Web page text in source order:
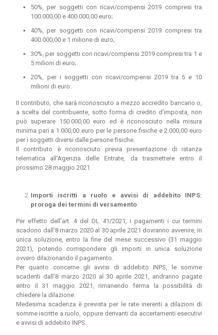
50%, per soggetti con ricavi/compensi 2019 compresi tra
100.000,00 e 400.000,00 euro;
40%, per soggetti con ricavi/compensi 2019 compresi tra
400.000,00 e 1 milione di euro;
30%, per soggetti con ricavi/compensi 2019 compresi tra 1 e
5 milioni di euro;
20%, per i soggetti con ricavi/compensi 2019 tra 5 e 10
milioni di euro.
Il contributo, che sarà riconosciuto a mezzo accredito bancario o,
a scelta del contribuente, sotto forma di credito d’imposta, non
può superare 150.000,00 euro ed è riconosciuto nella misura
minima pari a 1.000,00 euro per le persone fisiche e 2.000,00 euro
per i soggetti diversi dalle persone fisiche.
Il contributo è riconosciuto previa presentazione di istanza
telematica all’Agenzia delle Entrate, da trasmettere entro il
prossimo 28 maggio 2021.
Importi iscritti a ruolo e avvisi di addebito INPS:
proroga dei termini di versamento
Per effetto dell’art. 4 del DL 41/2021, i pagamenti i cui termini
scadono dall’8 marzo 2020 al 30 aprile 2021 dovranno avvenire, in
unica soluzione, entro la fine del mese successivo (31 maggio
2021), potendo corrispondere gli importi in unica soluzione
ovvero dilazionando il pagamento.
Per quanto concerne gli avvisi di addebito INPS, le somme
scadenti dall’8 marzo 2020 al 30 aprile 2021, andranno pagate
entro il 31 maggio 2021, rimanendo ferma la possibilità di
chiedere la dilazione.
Medesima scadenza è prevista per le rate inerenti a dilazioni di
somme iscritte a ruolo, oppure derivanti da accertamenti esecutivi
e avvisi di addebito INPS.